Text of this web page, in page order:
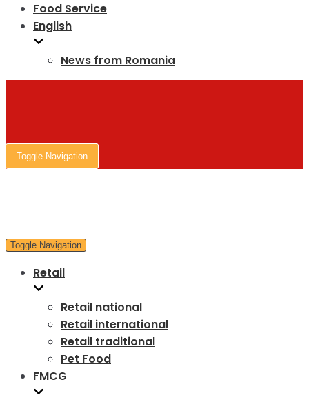
Food Service
English
News from Romania
Toggle Navigation
Toggle Navigation
Retail
Retail national
Retail international
Retail traditional
Pet Food
FMCG